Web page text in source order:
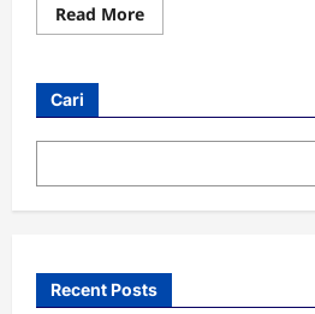
Read MoreRead
more
di
Jambi,
Kapolres
Direktur
Cari
Recent Posts